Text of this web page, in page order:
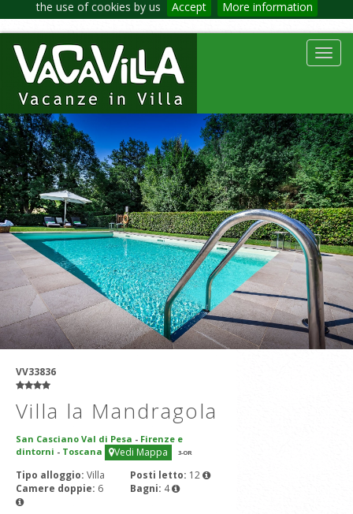
the use of cookies by us Accept More information
VV33836
Villa la Mandragola
San Casciano Val di Pesa - Firenze e
dintorni - Toscana Vedi Mappa 3-OR
Tipo alloggio: Villa Posti letto: 12
Camere doppie: 6 Bagni: 4